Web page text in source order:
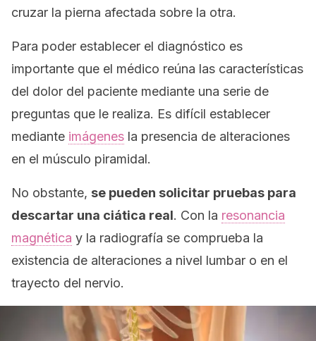
cruzar la pierna afectada sobre la otra.
Para poder establecer el diagnóstico es
importante que el médico reúna las características
del dolor del paciente mediante una serie de
preguntas que le realiza. Es difícil establecer
mediante imágenes la presencia de alteraciones
en el músculo piramidal.
No obstante, se pueden solicitar pruebas para
descartar una ciática real. Con la resonancia
magnética y la radiografía se comprueba la
existencia de alteraciones a nivel lumbar o en el
trayecto del nervio.